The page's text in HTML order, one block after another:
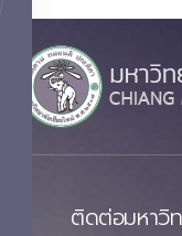
ติดต่อมหาวิ